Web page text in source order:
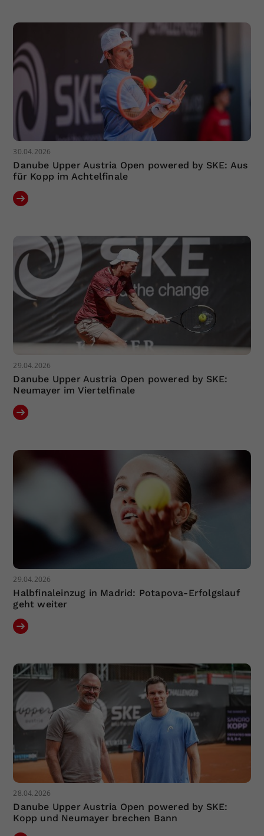
30.04.2026
Danube Upper Austria Open powered by SKE: Aus
für Kopp im Achtelfinale
29.04.2026
Danube Upper Austria Open powered by SKE:
Neumayer im Viertelfinale
29.04.2026
Halbfinaleinzug in Madrid: Potapova-Erfolgslauf
geht weiter
28.04.2026
Danube Upper Austria Open powered by SKE:
Kopp und Neumayer brechen Bann
Zweck
Einstellungen. Unter anderem eine
zufällig generierte ID, für die
historische Speicherung Ihrer
vorgenommen Einstellungen, falls der
Webseiten-Betreiber dies eingestellt
hat.